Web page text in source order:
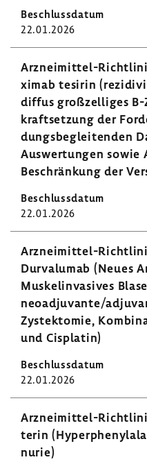
22.01.2026
Arzneimittel-​
ximab tesirin
diffus groß­zel­liges
kraft­set­zung der
dungs­be­glei­tenden
Auswer­tungen sowie
Beschrän­kung der
22.01.2026
Arzneimittel-​
Durvalumab (Neues
Muskel­in­va­sives
neoad­ju­vante/
Zystek­tomie,
und Cisplatin)
22.01.2026
Arzneimittel-​​​​
terin
nurie)